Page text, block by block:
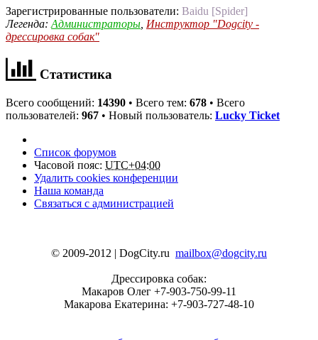
Зарегистрированные пользователи: Baidu [Spider]
Легенда: Администраторы Инструктор "Dogcity -
дрессировка собак"
Статистика
Всего сообщений: 14390 • Всего тем: 678 • Всего
пользователей: 967 • Новый пользователь: Lucky Ticket
Список форумов
Часовой пояс: UTC+04:00
Удалить cookies конференции
Наша команда
Связаться с администрацией
© 2009-2012 | DogCity.ru mailbox@dogcity.ru
Дрессировка собак:
Макаров Олег +7-903-750-99-11
Макарова Екатерина: +7-903-727-48-10